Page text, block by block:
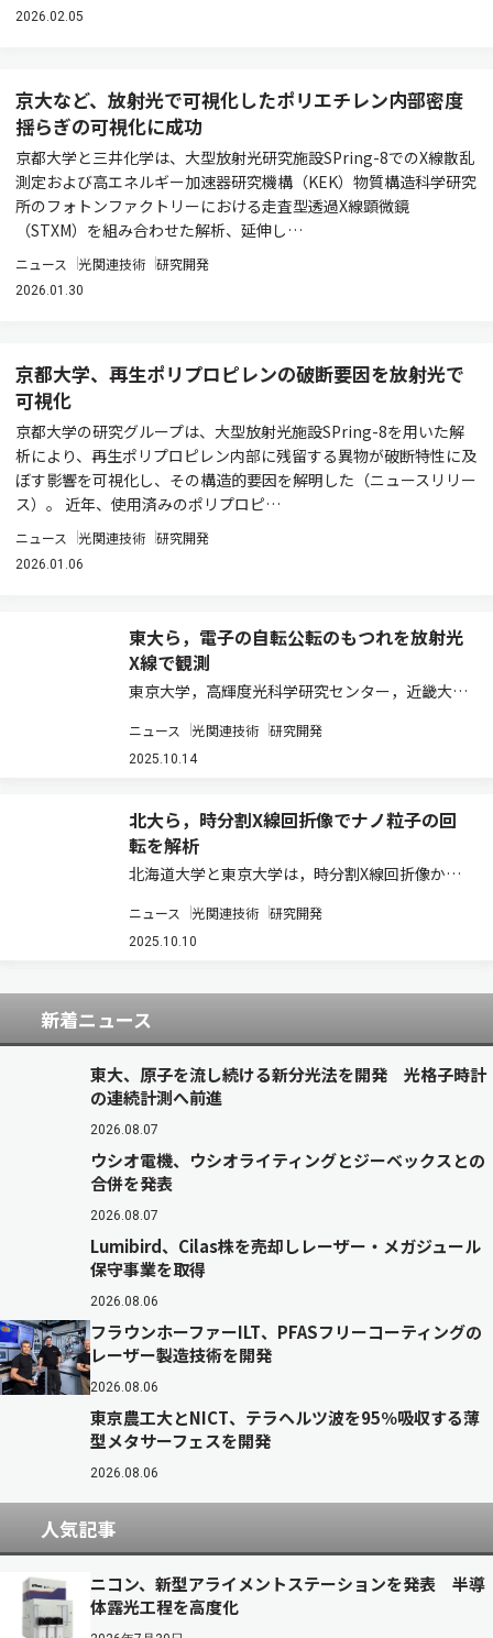
2026.02.05
京大など、放射光で可視化したポリエチレン内部密度
揺らぎの可視化に成功
京都大学と三井化学は、大型放射光研究施設SPring-8でのX線散乱
測定および高エネルギー加速器研究機構（KEK）物質構造科学研究
所のフォトンファクトリーにおける走査型透過X線顕微鏡
（STXM）を組み合わせた解析、延伸し…
ニュース 光関連技術 研究開発
2026.01.30
京都大学、再生ポリプロピレンの破断要因を放射光で
可視化
京都大学の研究グループは、大型放射光施設SPring-8を用いた解
析により、再生ポリプロピレン内部に残留する異物が破断特性に及
ぼす影響を可視化し、その構造的要因を解明した（ニュースリリー
ス）。 近年、使用済みのポリプロピ…
ニュース 光関連技術 研究開発
2026.01.06
東大ら，電子の自転公転のもつれを放射光
X線で観測
東京大学，高輝度光科学研究センター，近畿大
素周りに存在する4f電子の空間的な広がりを世界
で初めて直接観測した（ニュースリリース）。 4f
ニュース 光関連技術 研究開発
2025.10.14
北大ら，時分割X線回折像でナノ粒子の回
転を解析
北海道⼤学と東京大学は，時分割X線回折像から
クスを測定する新たなX線活用手法の開発に成功
した（ニュースリリース）。 プラスチックやゴム
ニュース 光関連技術 研究開発
2025.10.10
新着ニュース
東大、原子を流し続ける新分光法を開発 光格子時計
の連続計測へ前進
2026.08.07
ウシオ電機、ウシオライティングとジーベックスとの
合併を発表
2026.08.07
Lumibird、Cilas株を売却しレーザー・メガジュール
保守事業を取得
2026.08.06
フラウンホーファーILT、PFASフリーコーティングの
レーザー製造技術を開発
2026.08.06
東京農工大とNICT、テラヘルツ波を95％吸収する薄
型メタサーフェスを開発
2026.08.06
人気記事
ニコン、新型アライメントステーションを発表 半導
体露光工程を高度化